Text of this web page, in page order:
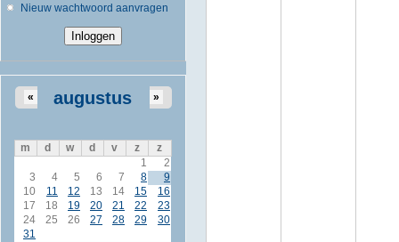
Nieuw wachtwoord aanvragen
augustus
« »
m d w d v z
z
1
2
3
4 5 6 7 8
9
10
11 12 13 14 15
16
17
18 19 20 21 22
23
24
25 26 27 28 29
30
31